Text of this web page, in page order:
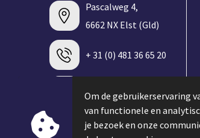
Pascalweg 4,
6662 NX Elst (Gld)
+ 31 (0) 481 36 65 20
info@atmrgifts.nl
Contacteer ons
Om de gebruikerservaring
van functionele en
je bezoek en onze